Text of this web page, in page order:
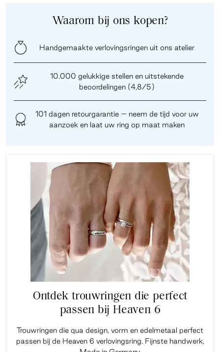
Waarom bij ons kopen?
Handgemaakte verlovingsringen uit ons atelier
10.000 gelukkige stellen en uitstekende
beoordelingen (4,8/5)
101 dagen retourgarantie – neem de tijd voor uw
aanzoek en laat uw ring op maat maken
Ontdek trouwringen die perfect
passen bij Heaven 6
Trouwringen die qua design, vorm en edelmetaal perfect
passen bij de Heaven 6 verlovingsring. Fijnste handwerk,